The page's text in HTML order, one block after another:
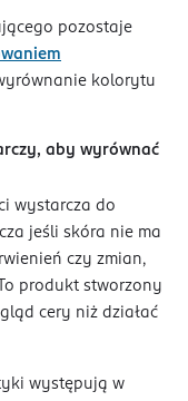
pozostaje
kolorytu
aby wyrównać
wystarcza do
jeśli skóra nie ma
czy zmian,
produkt stworzony
cery niż działać
występują w